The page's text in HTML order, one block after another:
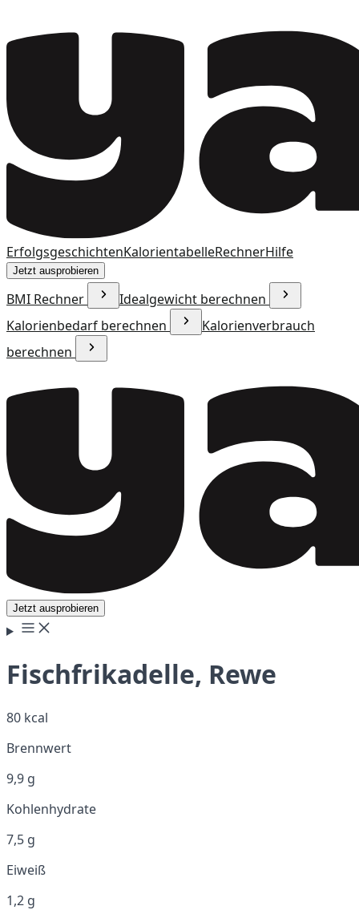
ErfolgsgeschichtenKalorientabelleRechnerHilfe
Jetzt ausprobieren
BMI Rechner
Idealgewicht berechnen
Kalorienbedarf berechnen
Kalorienverbrauch
berechnen
Jetzt ausprobieren
Fischfrikadelle, Rewe
80 kcal
Brennwert
9,9 g
Kohlenhydrate
7,5 g
Eiweiß
1,2 g